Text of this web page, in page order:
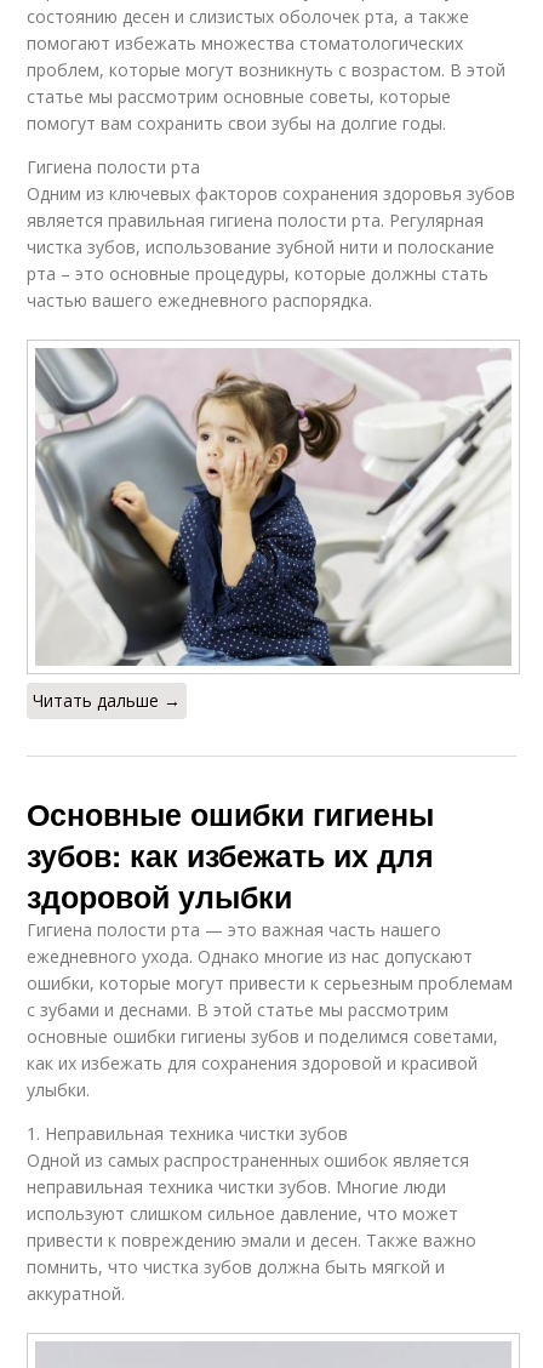
состоянию десен и слизистых оболочек рта, а также
помогают избежать множества стоматологических
проблем, которые могут возникнуть с возрастом. В этой
статье мы рассмотрим основные советы, которые
помогут вам сохранить свои зубы на долгие годы.
Гигиена полости рта
Одним из ключевых факторов сохранения здоровья зубов
является правильная гигиена полости рта. Регулярная
чистка зубов, использование зубной нити и полоскание
рта – это основные процедуры, которые должны стать
частью вашего ежедневного распорядка.
Читать дальше →
Основные ошибки гигиены
зубов: как избежать их для
здоровой улыбки
Гигиена полости рта — это важная часть нашего
ежедневного ухода. Однако многие из нас допускают
ошибки, которые могут привести к серьезным проблемам
с зубами и деснами. В этой статье мы рассмотрим
основные ошибки гигиены зубов и поделимся советами,
как их избежать для сохранения здоровой и красивой
улыбки.
1. Неправильная техника чистки зубов
Одной из самых распространенных ошибок является
неправильная техника чистки зубов. Многие люди
используют слишком сильное давление, что может
привести к повреждению эмали и десен. Также важно
помнить, что чистка зубов должна быть мягкой и
аккуратной.